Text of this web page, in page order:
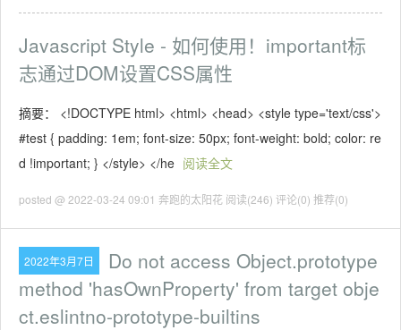
Javascript Style - 如何使用！important标
志通过DOM设置CSS属性
摘要： <!DOCTYPE html> <html> <head> <style type='text/css'>
#test { padding: 1em; font-size: 50px; font-weight: bold; color: re
d !important; } </style> </he 阅读全文
posted @ 2022-03-24 09:01 奔跑的太阳花 阅读(246) 评论(0) 推荐(0)
2022年3月7日
Do not access Object.prototype
method 'hasOwnProperty' from target obje
ct.eslintno-prototype-builtins